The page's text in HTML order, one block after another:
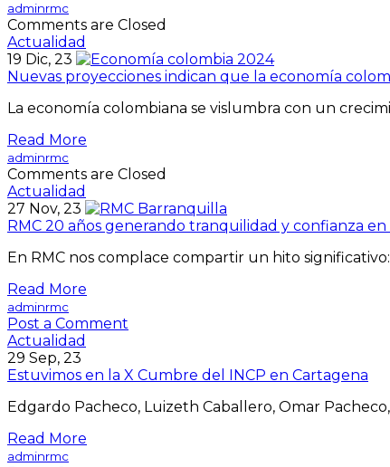
adminrmc
Comments are Closed
Actualidad
19 Dic, 23
Nuevas proyecciones indican que la economía
La economía colombiana se vislumbra con un
Read More
adminrmc
Comments are Closed
Actualidad
27 Nov, 23
RMC 20 años generando tranquilidad y confianza
En RMC nos complace compartir un hito
Read More
adminrmc
Post a Comment
Actualidad
29 Sep, 23
Estuvimos en la X Cumbre del INCP en Cartagena
Edgardo Pacheco, Luizeth Caballero, Omar
Read More
adminrmc